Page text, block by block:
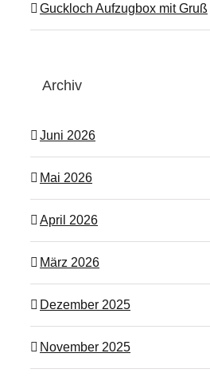
Guckloch Aufzugbox mit Gruß
Archiv
Juni 2026
Mai 2026
April 2026
März 2026
Dezember 2025
November 2025